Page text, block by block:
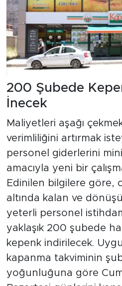
200 Şubede
İnecek
Maliyetleri aşağı
verimliliğini artırmak
personel giderlerini
amacıyla yeni bir
Edinilen bilgilere göre,
altında kalan ve
yeterli personel
yaklaşık 200 şubede
kepenk indirilecek.
kapanma takviminin
yoğunluğuna göre